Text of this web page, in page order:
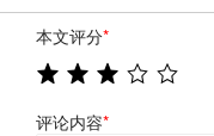
本文评分*
评论内容*